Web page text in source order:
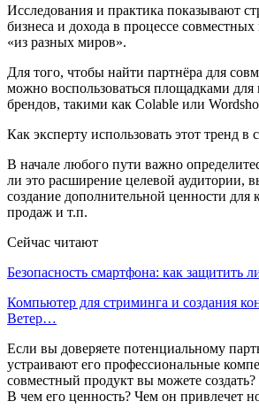
Исследования и практика показывают
бизнеса и дохода в процессе
«из разных миров».
Для того, чтобы найти партнёра для
можно воспользоваться площадками для
брендов, такими как Colable или
Как эксперту использовать этот тренд в
В начале любого пути важно
ли это расширение целевой аудитории,
создание дополнительной ценности для
продаж и т.п.
Сейчас читают
Безопасность смартфона: как защитить
Компьютер для стриминга и создания
Ветер…
Если вы доверяете потенциальному
устраивают его профессиональные
совместный продукт вы можете
В чем его ценность? Чем он привлечет